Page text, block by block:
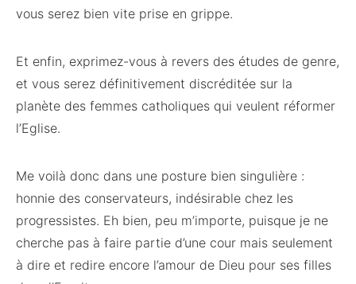
vous serez bien vite prise en grippe.
Et enfin, exprimez-vous à revers des études de genre,
et vous serez définitivement discréditée sur la
planète des femmes catholiques qui veulent réformer
l’Eglise.
Me voilà donc dans une posture bien singulière :
honnie des conservateurs, indésirable chez les
progressistes. Eh bien, peu m’importe, puisque je ne
cherche pas à faire partie d’une cour mais seulement
à dire et redire encore l’amour de Dieu pour ses filles